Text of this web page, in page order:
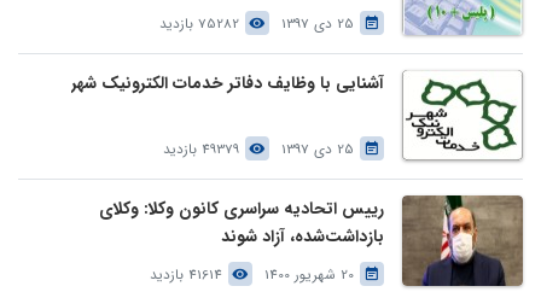
25 دی 1397 75282 بازدید
آشنایی با وظایف دفاتر خدمات الکترونیک شهر
25 دی 1397 49379 بازدید
رییس اتحادیه سراسری کانون وکلا: وکلای
بازداشت‌شده، آزاد شوند
20 شهریور 1400 41614 بازدید